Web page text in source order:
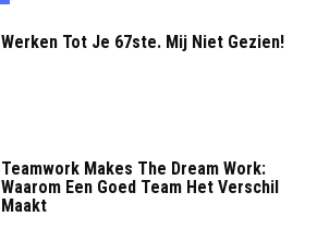
Werken Tot Je 67ste. Mij Niet Gezien!
Teamwork Makes The Dream Work:
Waarom Een Goed Team Het Verschil
Maakt